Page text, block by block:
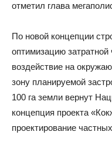
отметил глава
По новой концепции
оптимизацию затратной
воздействие на
зону планируемой
100 га земли вернут
концепция проекта
проектирование